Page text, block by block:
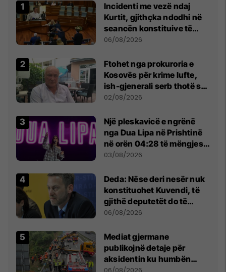
Incidenti me vezë ndaj
Kurtit, gjithçka ndodhi në
seancën konstituive të
Kuvendit
06/08/2026
Ftohet nga prokuroria e
Kosovës për krime lufte,
ish-gjenerali serb thotë se
dikush e tradhtoi në
02/08/2026
Një pleskavicë e ngrënë
nga Dua Lipa në Prishtinë
në orën 04:28 të mëngjesit
- dhe bota digjitale serbe
03/08/2026
Deda: Nëse deri nesër nuk
konstituohet Kuvendi, të
gjithë deputetët do të
bëjnë shkelje të rëndë
06/08/2026
Mediat gjermane
publikojnë detaje për
aksidentin ku humbën
jetën tre mërgimtarë nga